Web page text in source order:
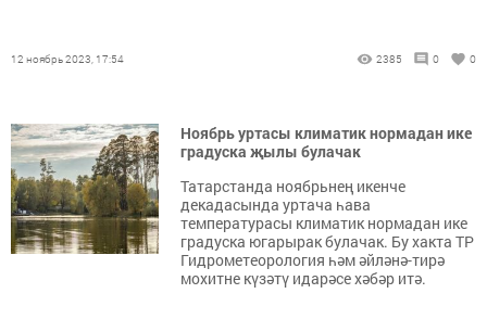
12 ноябрь 2023, 17:54 2385 0 0
Ноябрь уртасы климатик нормадан ике
градуска җылы булачак
Татарстанда ноябрьнең икенче
декадасында уртача һава
температурасы климатик нормадан ике
градуска югарырак булачак. Бу хакта ТР
Гидрометеорология һәм әйләнә-тирә
мохитне күзәтү идарәсе хәбәр итә.